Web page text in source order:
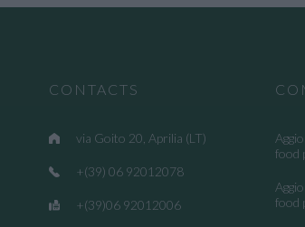
CONTACTS
via Goito 20, Aprilia (LT)
+(39) 06 92012078
+(39)06 92012006
food
food